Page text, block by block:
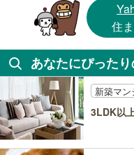
住
あなたにぴった
新築マン
3LDK以